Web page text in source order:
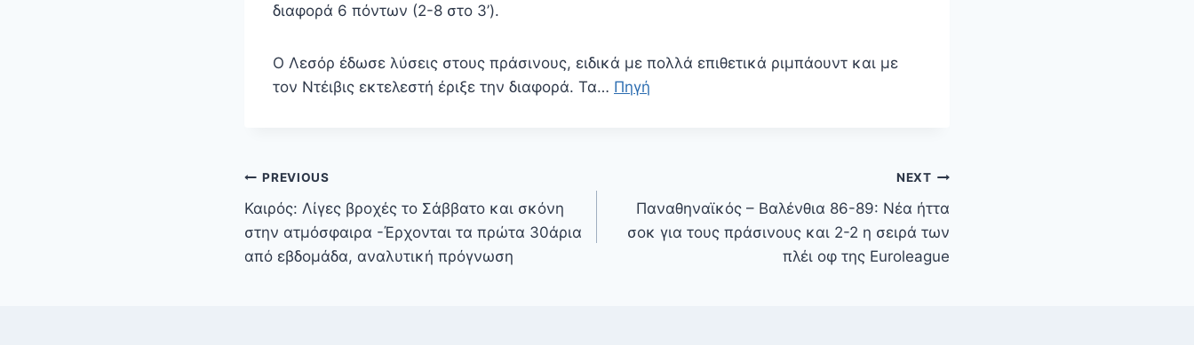
διαφορά 6 πόντων (2-8 στο 3’).
Ο Λεσόρ έδωσε λύσεις στους πράσινους, ειδικά με πολλά επιθετικά ριμπάουντ και με
τον Ντέιβις εκτελεστή έριξε την διαφορά. Τα… Πηγή
Πλοήγηση
άρθρων
PREVIOUS
Καιρός: Λίγες βροχές το Σάββατο και σκόνη
στην ατμόσφαιρα -Έρχονται τα πρώτα 30άρια
από εβδομάδα, αναλυτική πρόγνωση
NEXT
Παναθηναϊκός – Βαλένθια 86-89: Νέα ήττα
σοκ για τους πράσινους και 2-2 η σειρά των
πλέι οφ της Euroleague